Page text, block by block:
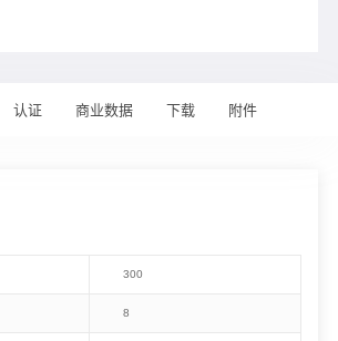
认证 商业数据 下载 附件
300
8